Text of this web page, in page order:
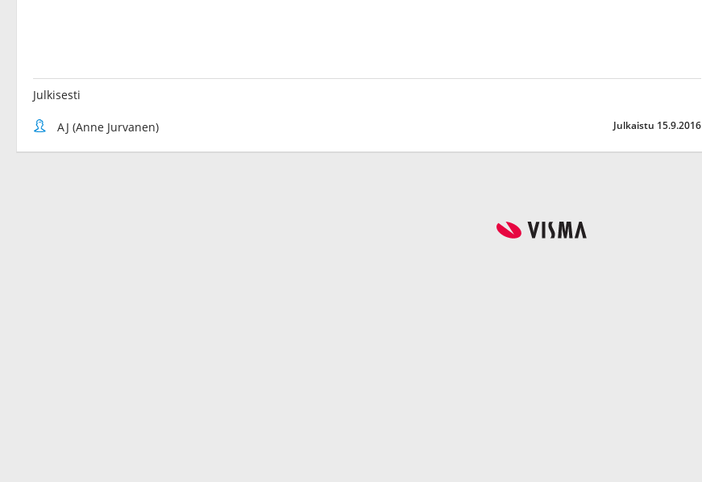
Julkisesti
AJ (Anne Jurvanen) Julkaistu 15.9.2016